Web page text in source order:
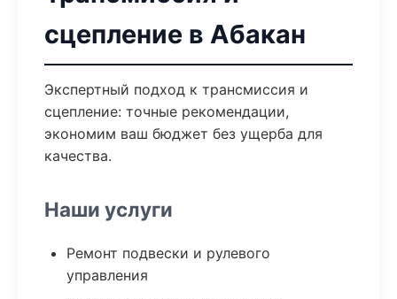
сцепление в Абакан
Экспертный подход к трансмиссия и
сцепление: точные рекомендации,
экономим ваш бюджет без ущерба для
качества.
Наши услуги
Ремонт подвески и рулевого
управления